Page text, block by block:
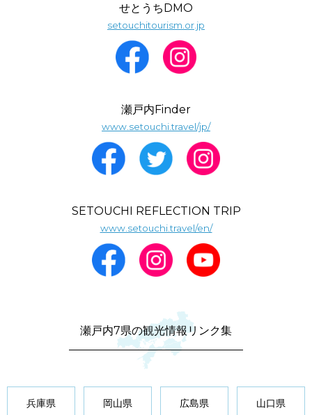
せとうちDMO
setouchitourism.or.jp
瀬戸内Finder
www.setouchi.travel/jp/
SETOUCHI REFLECTION TRIP
www.setouchi.travel/en/
瀬戸内7県の観光情報リンク集
兵庫県 岡山県 広島県 山口県